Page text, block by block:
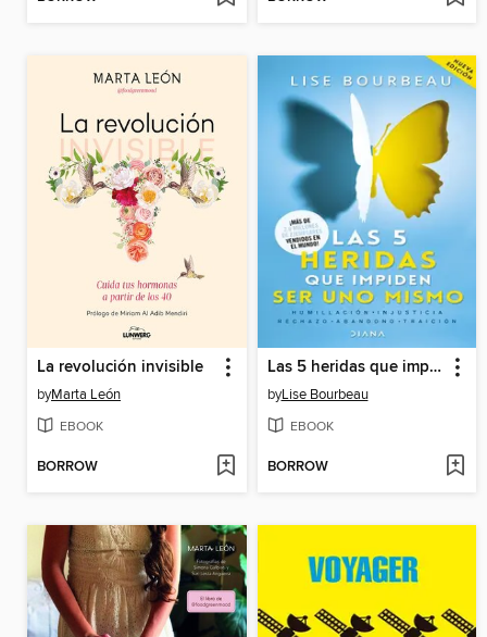
La revolución invisible
byMarta León
EBOOK
BORROW
Las 5 heridas que impiden ser uno mismo
byLise Bourbeau
EBOOK
BORROW